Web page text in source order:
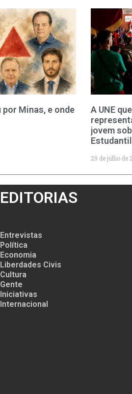
por Minas, e onde
A UNE
jovem
Estudantil
29 de julho de
EDITORIAS
Entrevistas
Política
Economia
Liberdades Civis
Cultura
Gente
Iniciativas
Internacional